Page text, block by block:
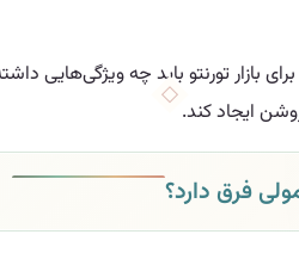
برای بازار تورنتو باید چه
ایجاد کند.
فرق دارد؟